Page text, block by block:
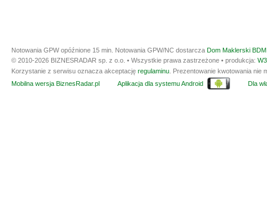
Notowania GPW opóźnione 15 min. Notowania GPW/NC dostarcza Dom Maklerski
© 2010-2026 BIZNESRADAR sp. z o.o. • Wszystkie prawa zastrzeżone • produkcja:
Korzystanie z serwisu oznacza akceptację regulaminu . Prezentowanie kwotowania
Mobilna wersja BiznesRadar.pl
Aplikacja dla systemu Android Dla